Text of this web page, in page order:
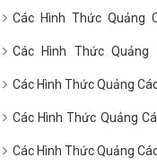
Các Hình Thức Quảng
Google?
Các Hình Thức
Google?
Các Hình Thức Quảng
Các Hình Thức Quảng
Google?
Các Hình Thức Quảng